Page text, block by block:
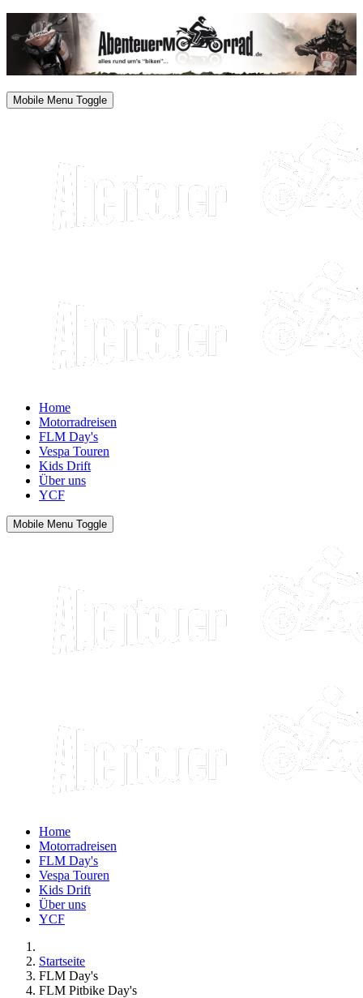
Mobile Menu Toggle
Home
Motorradreisen
FLM Day's
Vespa Touren
Kids Drift
Über uns
YCF
Mobile Menu Toggle
Home
Motorradreisen
FLM Day's
Vespa Touren
Kids Drift
Über uns
YCF
Startseite
FLM Day's
FLM Pitbike Day's